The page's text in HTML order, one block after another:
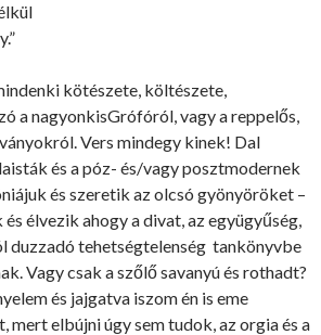
kötészete, költészete,
a nagyonkisGrófóról, vagy a reppelős,
Vers mindegy kinek! Dal
és a póz- és/vagy posztmodernek
és szeretik az olcsó gyönyöröket –
élvezik ahogy a divat, az együgyűség,
duzzadó tehetségtelenség tankönyvbe
Vagy csak a szőlő savanyú és rothadt?
és jajgatva iszom én is eme
mert elbújni úgy sem tudok, az orgia és a